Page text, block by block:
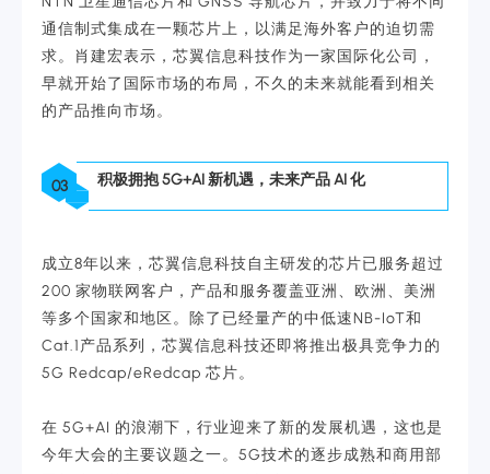
通信制式集成在一颗芯片上，以满足海外客户的迫切需
求。肖建宏表示，芯翼信息科技作为一家国际化公司，
早就开始了国际市场的布局，不久的未来就能看到相关
的产品推向市场。
03 积极拥抱 5G+AI 新机遇，未来产品 AI 化
成立8年以来，芯翼信息科技自主研发的芯片已服务超过
200 家物联网客户，产品和服务覆盖亚洲、欧洲、美洲
等多个国家和地区。除了已经量产的中低速NB-IoT和
Cat.1产品系列，芯翼信息科技还即将推出极具竞争力的
5G Redcap/eRedcap 芯片。
在 5G+AI 的浪潮下，行业迎来了新的发展机遇，这也是
今年大会的主要议题之一。5G技术的逐步成熟和商用部